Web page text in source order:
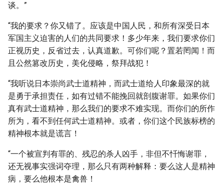
谈。”
“我的要求？你又错了。应该是中国人民，和所有深受日本
军国主义迫害的人们的共同要求！多少年来，我们要求你们
正视历史，反省过去，认真道歉。可你们呢？置若罔闻！而
且公然篡改历史，美化侵略，祭拜战犯！
“我听说日本崇尚武士道精神，而武士道给人印象最深的就
是勇于承担责任，如有过错不能挽回就剖腹谢罪。如果你们
真有武士道精神，那么我们的要求不难实现。而你们的所作
所为，看不到任何武士道精神。或者，你们这个民族标榜的
精神根本就是谎言！
“一个被宣判有罪的、残忍的杀人凶手，非但不忏悔谢罪，
还无视事实强词夺理，那么只有两种解释：要么这人是精神
病，要么他根本是禽兽！